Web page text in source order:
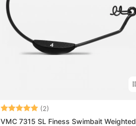
Arvio: (2)
VMC 7315 SL Finess Swimbait Weighted